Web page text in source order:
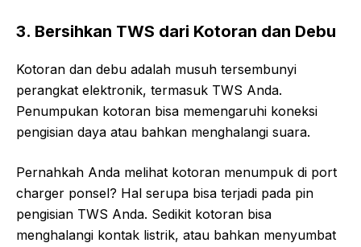
3. Bersihkan TWS dari Kotoran dan Debu
Kotoran dan debu adalah musuh tersembunyi
perangkat elektronik, termasuk TWS Anda.
Penumpukan kotoran bisa memengaruhi koneksi
pengisian daya atau bahkan menghalangi suara.
Pernahkah Anda melihat kotoran menumpuk di port
charger ponsel? Hal serupa bisa terjadi pada pin
pengisian TWS Anda. Sedikit kotoran bisa
menghalangi kontak listrik, atau bahkan menyumbat